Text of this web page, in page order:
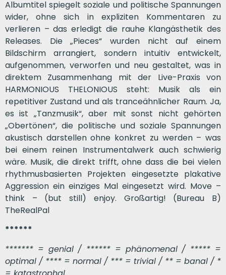
Albumtitel spiegelt soziale und politische Spannungen
wider, ohne sich in expliziten Kommentaren zu
verlieren – das erledigt die rauhe Klangästhetik des
Releases. Die „Pieces“ wurden nicht auf einem
Bildschirm arrangiert, sondern intuitiv entwickelt,
aufgenommen, verworfen und neu gestaltet, was in
direktem Zusammenhang mit der Live-Praxis von
HARMONIOUS THELONIOUS steht: Musik als ein
repetitiver Zustand und als tranceähnlicher Raum. Ja,
es ist „Tanzmusik“, aber mit sonst nicht gehörten
„Obertönen“, die politische und soziale Spannungen
akustisch darstellen ohne konkret zu werden – was
bei einem reinen Instrumentalwerk auch schwierig
wäre. Musik, die direkt trifft, ohne dass die bei vielen
rhythmusbasierten Projekten eingesetzte plakative
Aggression ein einziges Mal eingesetzt wird. Move –
think – (but still) enjoy. Großartig! (Bureau B)
TheRealPal
******
******* = genial / ****** = phänomenal / ***** =
optimal / **** = normal / *** = trivial / ** = banal / *